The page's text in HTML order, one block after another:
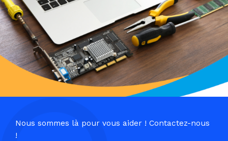
Nous sommes là pour vous aider ! Contactez-nous
!